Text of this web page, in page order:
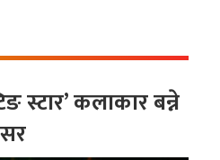
स्टार’ कलाकार बन्ने